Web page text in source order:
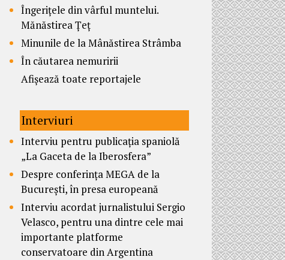
Îngerițele din vârful muntelui.
Mănăstirea Țeț
Minunile de la Mânăstirea Strâmba
În căutarea nemuririi
Afișează toate reportajele
Interviuri
Interviu pentru publicația spaniolă
„La Gaceta de la Iberosfera”
Despre conferința MEGA de la
București, în presa europeană
Interviu acordat jurnalistului Sergio
Velasco, pentru una dintre cele mai
importante platforme
conservatoare din Argentina